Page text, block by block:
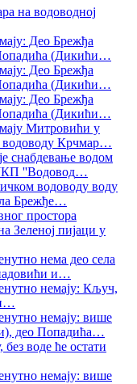
на водоводној
Део Брежђа
(Дикићи…
Део Брежђа
(Дикићи…
Део Брежђа
(Дикићи…
Митровићи у
Крчмар…
снабдевање водом
''Водовод…
водоводу воду
Брежђе…
простора
Зеленој пијаци у
нема део села
и…
немају: Кључ,
…
немају: више
део Попадића…
воде ће остати
немају: више